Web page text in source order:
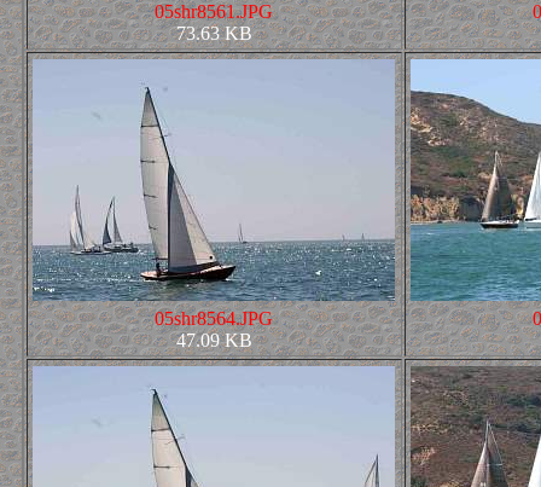
05shr8561.JPG
73.63 KB
05shr8564.JPG
47.09 KB